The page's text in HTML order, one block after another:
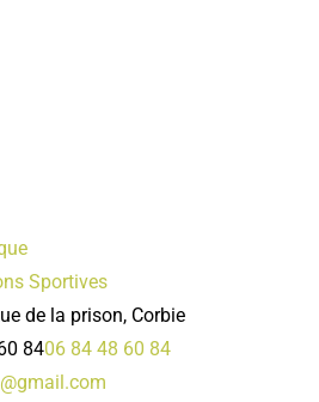
Sportives
de la prison, Corbie
8406 84 48 60 84